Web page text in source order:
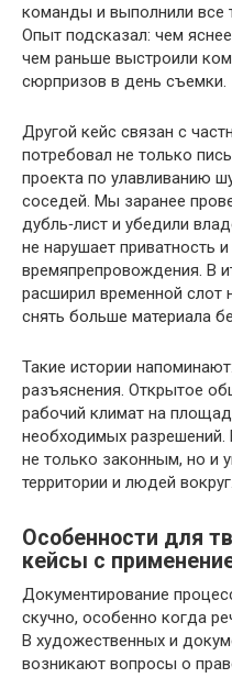
команды и выполнили все
Опыт подсказал: чем
чем раньше выстроили
сюрпризов в день съемки.
Другой кейс связан с
потребовал не только
проекта по улавливанию
соседей. Мы заранее
дубль‑лист и убедили
не нарушает приватность
времяпрепровождения. В
расширил временной слот
снять больше материала
Такие истории
разъяснения. Открытое
рабочий климат на
необходимых разрешений.
не только законным, но и
территории и людей вокруг.
Особенности для
кейсы с
Документирование
скучно, особенно когда
В художественных и
возникают вопросы о